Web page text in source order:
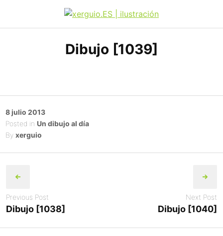
content
xerguio.ES | ilustración
Dibujo [1039]
Posted
on
8 julio 2013
Posted in Un dibujo al día
By xerguio
navigation
Previous Post
Dibujo [1038]
Next Post
Dibujo [1040]